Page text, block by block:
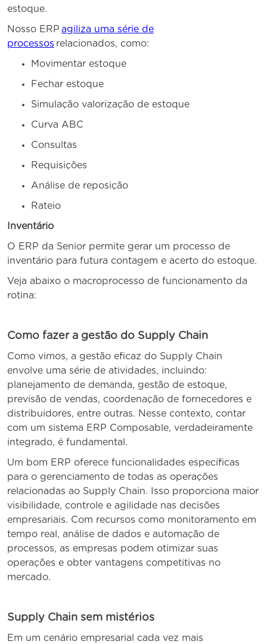
estoque.
Nosso ERP agiliza uma série de
processos relacionados, como:
Movimentar estoque
Fechar estoque
Simulação valorização de estoque
Curva ABC
Consultas
Requisições
Análise de reposição
Rateio
Inventário
O ERP da Senior permite gerar um processo de
inventário para futura contagem e acerto do estoque.
Veja abaixo o macroprocesso de funcionamento da
rotina:
Como fazer a gestão do Supply Chain
Como vimos, a gestão eficaz do Supply Chain
envolve uma série de atividades, incluindo:
planejamento de demanda, gestão de estoque,
previsão de vendas, coordenação de fornecedores e
distribuidores, entre outras. Nesse contexto, contar
com um sistema ERP Composable, verdadeiramente
integrado, é fundamental.
Um bom ERP oferece funcionalidades específicas
para o gerenciamento de todas as operações
relacionadas ao Supply Chain. Isso proporciona maior
visibilidade, controle e agilidade nas decisões
empresariais. Com recursos como monitoramento em
tempo real, análise de dados e automação de
processos, as empresas podem otimizar suas
operações e obter vantagens competitivas no
mercado.
Supply Chain sem mistérios
Em um cenário empresarial cada vez mais